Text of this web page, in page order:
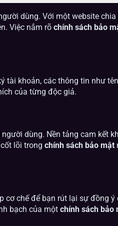
dùng. Với một website chia
Việc nắm rõ chính sách bảo
tài khoản, các thông tin như
của từng độc giả.
dùng. Nền tảng cam kết
lõi trong chính sách bảo mật
cơ chế để bạn rút lại sự đồng ý
bạch của một chính sách bảo